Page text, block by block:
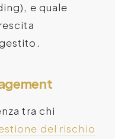
e quale
tra chi
del rischio